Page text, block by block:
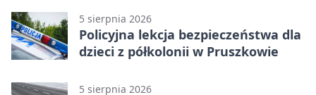
5 sierpnia 2026
Policyjna lekcja bezpieczeństwa dla
dzieci z półkolonii w Pruszkowie
5 sierpnia 2026